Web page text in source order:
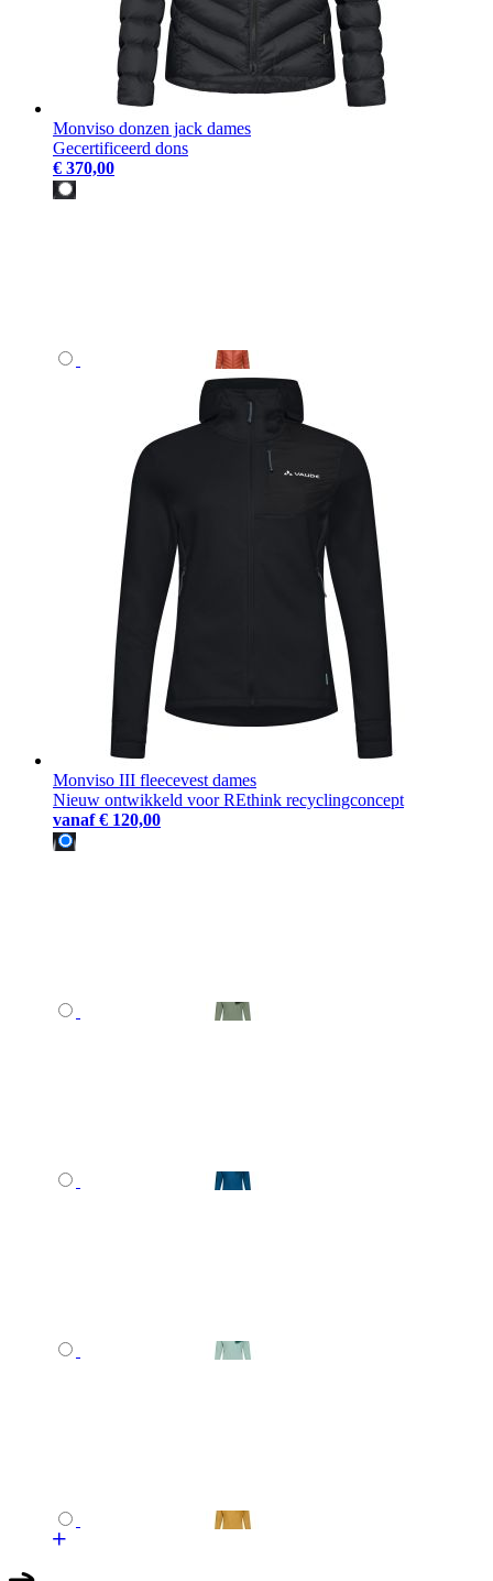
Monviso donzen jack dames
Gecertificeerd dons
€ 370,00
Monviso III fleecevest dames
Nieuw ontwikkeld voor REthink recyclingconcept
vanaf € 120,00